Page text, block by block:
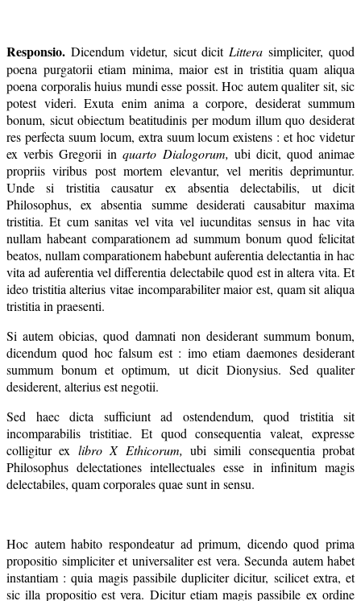
Responsio. Dicendum videtur, sicut dicit Littera simpliciter, quod
poena purgatorii etiam minima, maior est in tristitia quam aliqua
poena corporalis huius mundi esse possit. Hoc autem qualiter sit, sic
potest videri. Exuta enim anima a corpore, desiderat summum
bonum, sicut obiectum beatitudinis per modum illum quo desiderat
res perfecta suum locum, extra suum locum existens : et hoc videtur
ex verbis Gregorii inquarto Dialogorum, ubi dicit, quod animae
propriis viribus post mortem elevantur, vel meritis deprimuntur.
Unde si tristitia causatur ex absentia delectabilis, ut dicit
Philosophus, ex absentia summe desiderati causabitur maxima
tristitia. Et cum sanitas vel vita vel iucunditas sensus in hac vita
nullam habeant comparationem ad summum bonum quod felicitat
beatos, nullam comparationem habebunt auferentia delectantia in hac
vita ad auferentia vel differentia delectabile quod est in altera vita. Et
ideo tristitia alterius vitae incomparabiliter maior est, quam sit aliqua
tristitia in praesenti.
Si autem obicias, quod damnati non desiderant summum bonum,
dicendum quod hoc falsum est : imo etiam daemones desiderant
summum bonum et optimum, ut dicit Dionysius. Sed qualiter
desiderent, alterius est negotii.
Sed haec dicta sufficiunt ad ostendendum, quod tristitia sit
incomparabilis tristitiae. Et quod consequentia valeat, expresse
colligitur ex libro X Ethicorum, ubi simili consequentia probat
Philosophus delectationes intellectuales esse in infinitum magis
delectabiles, quam corporales quae sunt in sensu.
Hoc autem habito respondeatur ad primum, dicendo quod prima
propositio simpliciter et universaliter est vera. Secunda autem habet
instantiam : quia magis passibile dupliciter dicitur, scilicet extra, et
sic illa propositio est vera. Dicitur etiam magis passibile ex ordine